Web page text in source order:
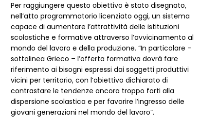
Per raggiungere questo obiettivo è stato disegnato,
nell’atto programmatorio licenziato oggi, un sistema
capace di aumentare l’attrattività delle istituzioni
scolastiche e formative attraverso l’avvicinamento al
mondo del lavoro e della produzione. “In particolare –
sottolinea Grieco – l’offerta formativa dovrà fare
riferimento ai bisogni espressi dai soggetti produttivi
vicini per territorio, con l’obiettivo dichiarato di
contrastare le tendenze ancora troppo forti alla
dispersione scolastica e per favorire l’ingresso delle
giovani generazioni nel mondo del lavoro”.